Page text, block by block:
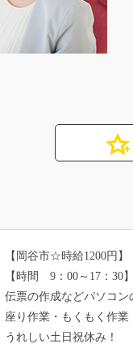
【岡谷市☆時給1200円】
【時間 9：00～17：30】
伝票の作成などパソコン
座り作業・もくもく作業
うれしい土日祝休み！